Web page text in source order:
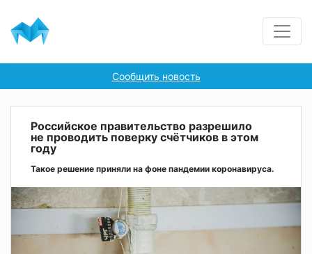
Сообщить новость
Российское правительство разрешило
не проводить поверку счётчиков в этом
году
Такое решение приняли на фоне пандемии коронавируса.